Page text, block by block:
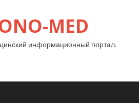
MED
информационный портал.